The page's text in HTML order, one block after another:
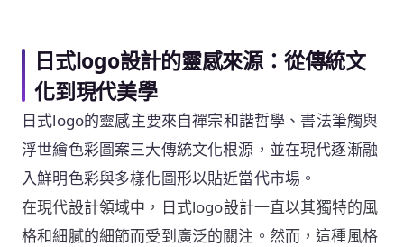
日式logo設計的靈感來源：從傳統文
化到現代美學
日式logo的靈感主要來自禪宗和諧哲學、書法筆觸與
浮世繪色彩圖案三大傳統文化根源，並在現代逐漸融
入鮮明色彩與多樣化圖形以貼近當代市場。
在現代設計領域中，日式logo設計一直以其獨特的風
格和細膩的細節而受到廣泛的關注。然而，這種風格